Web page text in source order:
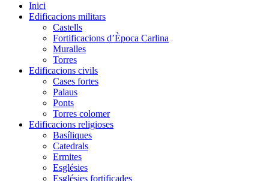
Inici
Edificacions militars
Castells
Fortificacions d’Època Carlina
Muralles
Torres
Edificacions civils
Cases fortes
Palaus
Ponts
Torres colomer
Edificacions religioses
Basíliques
Catedrals
Ermites
Esglésies
Esglésies fortificades